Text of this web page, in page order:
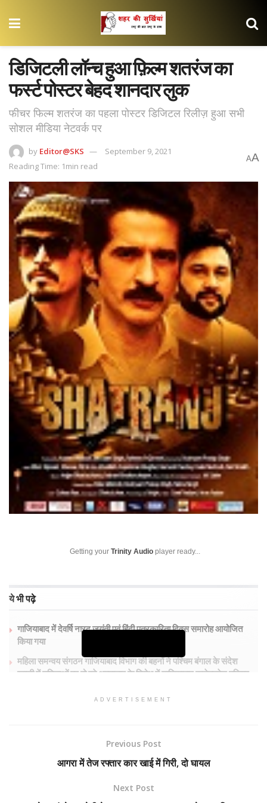
डिजिटली लॉन्च हुआ फ़िल्म शतरंज का
फर्स्ट पोस्टर बेहद शानदार लुक
फीचर फिल्म शतरंज का पहला पोस्टर डिजिटल रिलीज़ हुआ सभी
सोशल मीडिया नेटवर्क पर
by Editor@SKS
September 9, 2021
Reading Time: 1min read
AA
Getting your Trinity Audio player ready...
ये भी पढ़े
गाजियाबाद में देवर्षि नारद जयंती एवं हिंदी पत्रकारिता दिवस समारोह आयोजित
किया गया
महिला समन्वय संगठन गाजियाबाद विभाग की बहनों ने पश्चिम बंगाल के संदेश
खाली में महिलाओं पर हो रहे अत्याचार के विरोध में गाजियाबाद कलेक्ट्रेट परिसर
ADVERTISEMENT
Previous Post
आगरा में तेज रफ्तार कार खाई में गिरी, दो घायल
Next Post